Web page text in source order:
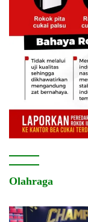
Olahraga